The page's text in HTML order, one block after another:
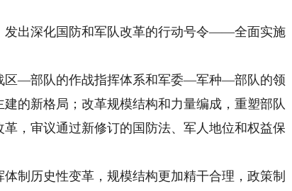
出深化国防和军队改革的行动号令——全面实施
—部队的作战指挥体系和军委—军种—部队的领
的新格局；改革规模结构和力量编成，重塑部队
，审议通过新修订的国防法、军人地位和权益保
历史性变革，规模结构更加精干合理，政策制